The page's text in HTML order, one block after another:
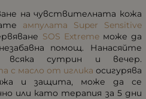
на чувствителната кожа
ампулата Super Sensitive
SOS Extremeможе да
помощ. Нанасяйте
всяка сутрин и вечер.
с масло от иглика осигурява
и защита, може да се
или като терапия за 5 дни